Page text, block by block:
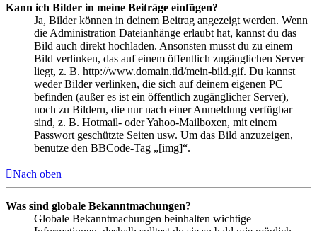
Kann ich Bilder in meine Beiträge einfügen?
Ja, Bilder können in deinem Beitrag angezeigt werden. Wenn
die Administration Dateianhänge erlaubt hat, kannst du das
Bild auch direkt hochladen. Ansonsten musst du zu einem
Bild verlinken, das auf einem öffentlich zugänglichen Server
liegt, z. B. http://www.domain.tld/mein-bild.gif. Du kannst
weder Bilder verlinken, die sich auf deinem eigenen PC
befinden (außer es ist ein öffentlich zugänglicher Server),
noch zu Bildern, die nur nach einer Anmeldung verfügbar
sind, z. B. Hotmail- oder Yahoo-Mailboxen, mit einem
Passwort geschützte Seiten usw. Um das Bild anzuzeigen,
benutze den BBCode-Tag „[img]“.
Nach oben
Was sind globale Bekanntmachungen?
Globale Bekanntmachungen beinhalten wichtige